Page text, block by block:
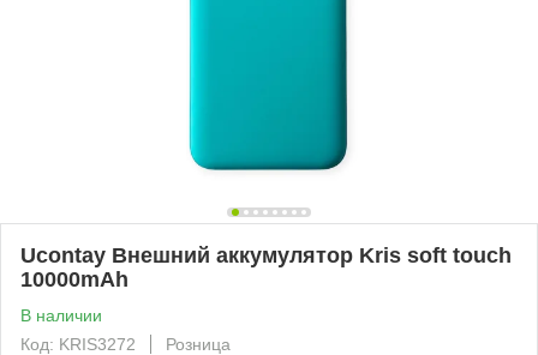
Ucontay Внешний аккумулятор Kris soft touch
10000mAh
В наличии
Код: KRIS3272
Розница